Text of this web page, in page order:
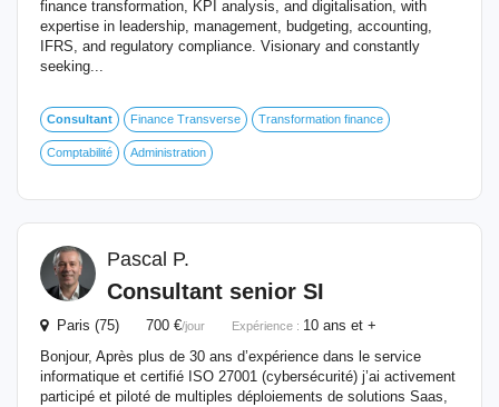
finance transformation, KPI analysis, and digitalisation, with
expertise in leadership, management, budgeting, accounting,
IFRS, and regulatory compliance. Visionary and constantly
seeking...
Consultant Finance Transverse Transformation finance
Comptabilité Administration
Pascal P.
Consultant senior SI
Paris (75) 700 €/jour Expérience : 10 ans et +
Bonjour, Après plus de 30 ans d’expérience dans le service
informatique et certifié ISO 27001 (cybersécurité) j’ai activement
participé et piloté de multiples déploiements de solutions Saas,